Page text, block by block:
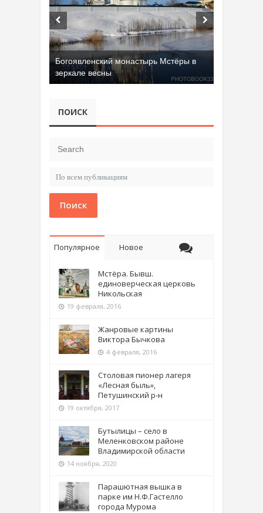
Богоявленский монастырь Мстёры в
зеркале весны
ПОИСК
Поиск
Популярное Новое
Мстёра. Бывш.
единоверческая церковь
Никольская
19 февраля, 2016
Жанровые картины
Виктора Бычкова
4 февраля, 2016
Столовая пионер лагеря
«Лесная быль»,
Петушинский р-н
19 октября, 2017
Бутылицы – село в
Меленковском районе
Владимирской области
14 ноября, 2020
Парашютная вышка в
парке им Н.Ф.Гастелло
города Мурома